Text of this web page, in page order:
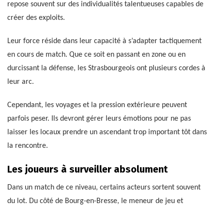
repose souvent sur des individualités talentueuses capables de
créer des exploits.
Leur force réside dans leur capacité à s’adapter tactiquement
en cours de match. Que ce soit en passant en zone ou en
durcissant la défense, les Strasbourgeois ont plusieurs cordes à
leur arc.
Cependant, les voyages et la pression extérieure peuvent
parfois peser. Ils devront gérer leurs émotions pour ne pas
laisser les locaux prendre un ascendant trop important tôt dans
la rencontre.
Les joueurs à surveiller absolument
Dans un match de ce niveau, certains acteurs sortent souvent
du lot. Du côté de Bourg-en-Bresse, le meneur de jeu et